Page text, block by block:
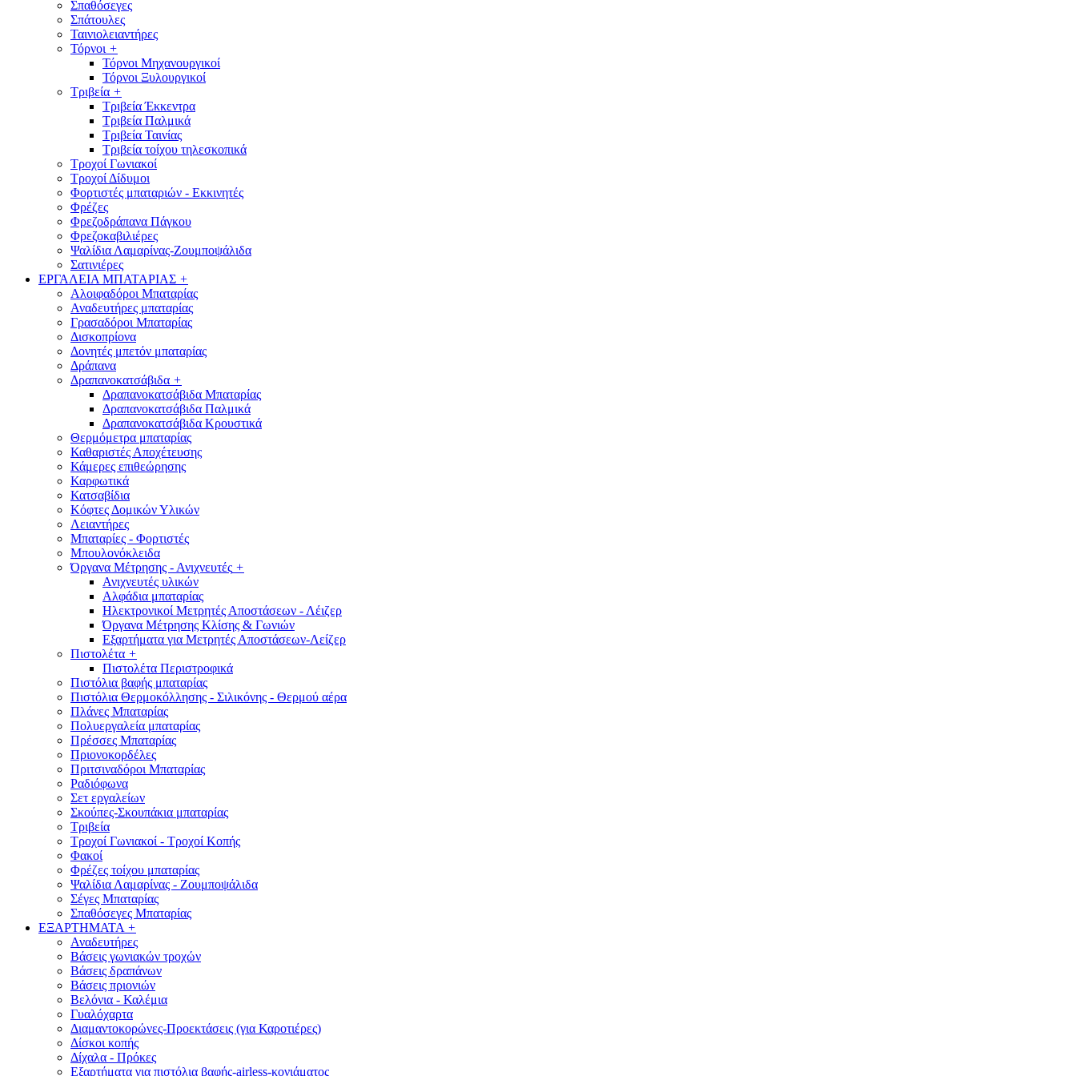
Σπαθόσεγες
Σπάτουλες
Ταινιολειαντήρες
Τόρνοι +
Τόρνοι Μηχανουργικοί
Τόρνοι Ξυλουργικοί
Τριβεία +
Τριβεία Έκκεντρα
Τριβεία Παλμικά
Τριβεία Ταινίας
Τριβεία τοίχου τηλεσκοπικά
Τροχοί Γωνιακοί
Τροχοί Δίδυμοι
Φορτιστές μπαταριών - Εκκινητές
Φρέζες
Φρεζοδράπανα Πάγκου
Φρεζοκαβιλιέρες
Ψαλίδια Λαμαρίνας-Ζουμποψάλιδα
Σατινιέρες
ΕΡΓΑΛΕΙΑ ΜΠΑΤΑΡΙΑΣ +
Αλοιφαδόροι Μπαταρίας
Αναδευτήρες μπαταρίας
Γρασαδόροι Μπαταρίας
Δισκοπρίονα
Δονητές μπετόν μπαταρίας
Δράπανα
Δραπανοκατσάβιδα +
Δραπανοκατσάβιδα Μπαταρίας
Δραπανοκατσάβιδα Παλμικά
Δραπανοκατσάβιδα Κρουστικά
Θερμόμετρα μπαταρίας
Καθαριστές Αποχέτευσης
Κάμερες επιθεώρησης
Καρφωτικά
Κατσαβίδια
Κόφτες Δομικών Υλικών
Λειαντήρες
Μπαταρίες - Φορτιστές
Μπουλονόκλειδα
Όργανα Μέτρησης - Ανιχνευτές +
Ανιχνευτές υλικών
Αλφάδια μπαταρίας
Ηλεκτρονικοί Μετρητές Αποστάσεων - Λέιζερ
Όργανα Μέτρησης Κλίσης & Γωνιών
Εξαρτήματα για Μετρητές Αποστάσεων-Λείζερ
Πιστολέτα +
Πιστολέτα Περιστροφικά
Πιστόλια βαφής μπαταρίας
Πιστόλια Θερμοκόλλησης - Σιλικόνης - Θερμού αέρα
Πλάνες Μπαταρίας
Πολυεργαλεία μπαταρίας
Πρέσσες Μπαταρίας
Πριονοκορδέλες
Πριτσιναδόροι Μπαταρίας
Ραδιόφωνα
Σετ εργαλείων
Σκούπες-Σκουπάκια μπαταρίας
Τριβεία
Τροχοί Γωνιακοί - Τροχοί Κοπής
Φακοί
Φρέζες τοίχου μπαταρίας
Ψαλίδια Λαμαρίνας - Ζουμποψάλιδα
Σέγες Μπαταρίας
Σπαθόσεγες Μπαταρίας
ΕΞΑΡΤΗΜΑΤΑ +
Αναδευτήρες
Βάσεις γωνιακών τροχών
Βάσεις δραπάνων
Βάσεις πριονιών
Βελόνια - Καλέμια
Γυαλόχαρτα
Διαμαντοκορώνες-Προεκτάσεις (για Καροτιέρες)
Δίσκοι κοπής
Δίχαλα - Πρόκες
Εξαρτήματα για πιστόλια βαφής-airless-κονιάματος